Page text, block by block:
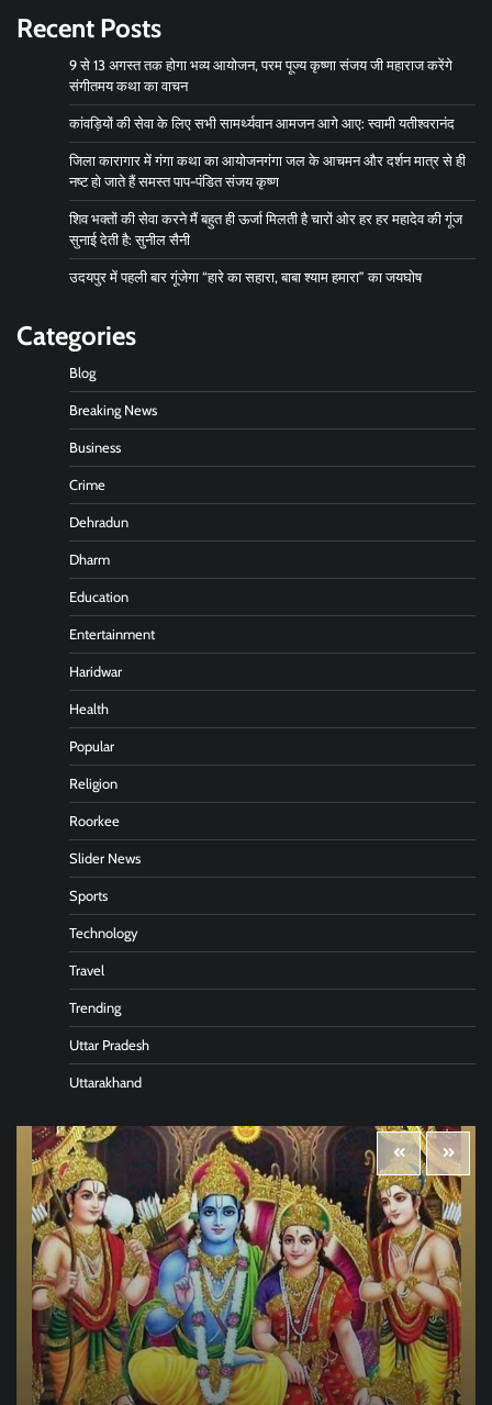
Recent Posts
9 से 13 अगस्त तक होगा भव्य आयोजन, परम पूज्य कृष्णा संजय जी महाराज करेंगे
संगीतमय कथा का वाचन
कांवड़ियों की सेवा के लिए सभी सामर्थ्यवान आमजन आगे आए: स्वामी यतीश्वरानंद
जिला कारागार में गंगा कथा का आयोजनगंगा जल के आचमन और दर्शन मात्र से ही
नष्ट हो जाते हैं समस्त पाप-पंडित संजय कृष्ण
शिव भक्तों की सेवा करने मैं बहुत ही ऊर्जा मिलती है चारों ओर हर हर महादेव की गूंज
सुनाई देती है: सुनील सैनी
उदयपुर में पहली बार गूंजेगा “हारे का सहारा, बाबा श्याम हमारा” का जयघोष
Categories
Blog
Breaking News
Business
Crime
Dehradun
Dharm
Education
Entertainment
Haridwar
Health
Popular
Religion
Roorkee
Slider News
Sports
Technology
Travel
Trending
Uttar Pradesh
Uttarakhand